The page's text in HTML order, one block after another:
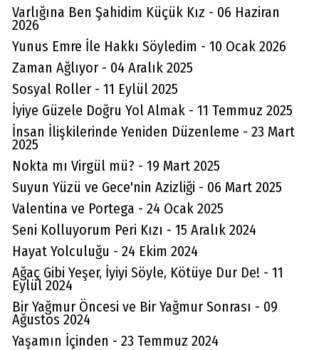
Varlığına Ben Şahidim Küçük Kız - 06 Haziran
2026
Yunus Emre İle Hakkı Söyledim - 10 Ocak 2026
Zaman Ağlıyor - 04 Aralık 2025
Sosyal Roller - 11 Eylül 2025
İyiye Güzele Doğru Yol Almak - 11 Temmuz 2025
İnsan İlişkilerinde Yeniden Düzenleme - 23 Mart
2025
Nokta mı Virgül mü? - 19 Mart 2025
Suyun Yüzü ve Gece'nin Azizliği - 06 Mart 2025
Valentina ve Portega - 24 Ocak 2025
Seni Kolluyorum Peri Kızı - 15 Aralık 2024
Hayat Yolculuğu - 24 Ekim 2024
Ağaç Gibi Yeşer, İyiyi Söyle, Kötüye Dur De! - 11
Eylül 2024
Bir Yağmur Öncesi ve Bir Yağmur Sonrası - 09
Ağustos 2024
Yaşamın İçinden - 23 Temmuz 2024